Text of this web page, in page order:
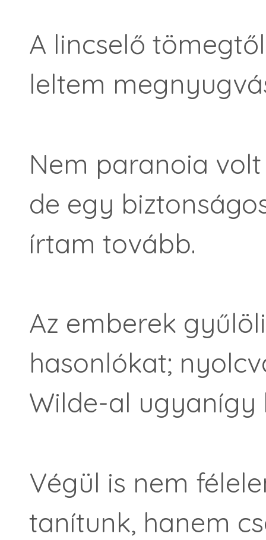
A lincselő
leltem
Nem paranoia
de egy
írtam tovább.
Az emberek
hasonlókat;
Wilde-al ugyanígy
Végül is nem
tanítunk, hanem